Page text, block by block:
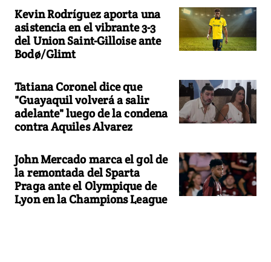
Kevin Rodríguez aporta una
asistencia en el vibrante 3-3
del Union Saint-Gilloise ante
Bodø/Glimt
Tatiana Coronel dice que
"Guayaquil volverá a salir
adelante" luego de la condena
contra Aquiles Alvarez
John Mercado marca el gol de
la remontada del Sparta
Praga ante el Olympique de
Lyon en la Champions League